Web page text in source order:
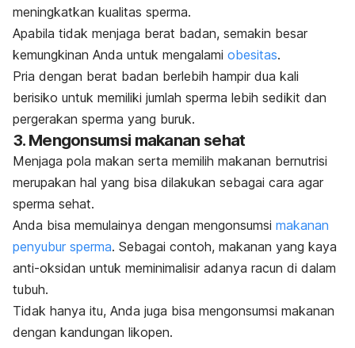
meningkatkan kualitas sperma.
Apabila tidak menjaga berat badan, semakin besar
kemungkinan Anda untuk mengalami obesitas.
Pria dengan berat badan berlebih hampir dua kali
berisiko untuk memiliki jumlah sperma lebih sedikit dan
pergerakan sperma yang buruk.
3. Mengonsumsi makanan sehat
Menjaga pola makan serta memilih makanan bernutrisi
merupakan hal yang bisa dilakukan sebagai cara agar
sperma sehat.
Anda bisa memulainya dengan mengonsumsi makanan
penyubur sperma. Sebagai contoh, makanan yang kaya
anti-oksidan untuk meminimalisir adanya racun di dalam
tubuh.
Tidak hanya itu, Anda juga bisa mengonsumsi makanan
dengan kandungan likopen.